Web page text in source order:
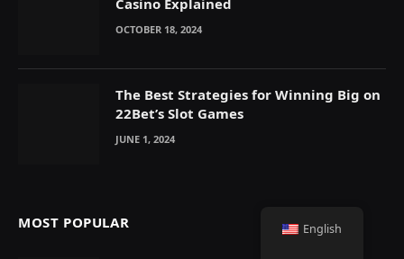
Casino Explained
OCTOBER 18, 2024
The Best Strategies for Winning Big on
22Bet’s Slot Games
JUNE 1, 2024
MOST POPULAR English